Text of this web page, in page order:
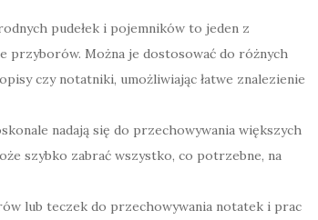
pudełek i pojemników to jeden z
przyborów. Można je dostosować do różnych
czy notatniki, umożliwiając łatwe znalezienie
nadają się do przechowywania większych
szybko zabrać wszystko, co potrzebne, na
lub teczek do przechowywania notatek i prac